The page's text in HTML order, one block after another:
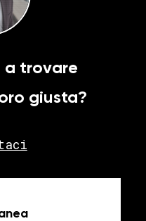
a trovare
giusta?